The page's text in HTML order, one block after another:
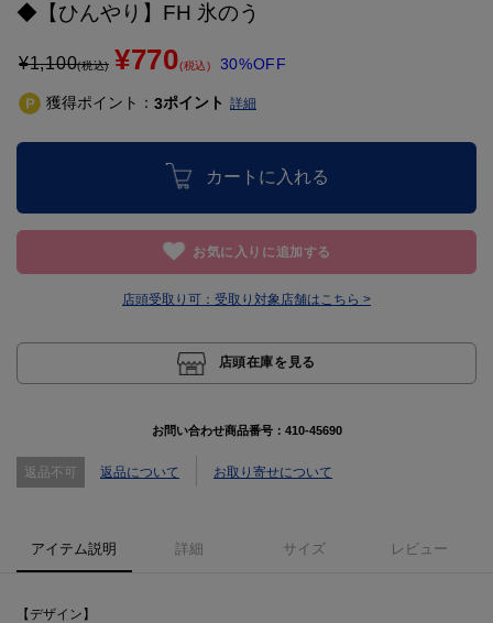
◆【ひんやり】FH 氷のう
¥1,100(税込) ¥770(税込) 30%OFF
獲得ポイント： 3ポイント 詳細
カートに入れる
お気に入りに追加する
店頭受取り可： 受取り対象店舗はこちら >
店頭在庫を見る
お問い合わせ商品番号： 410-45690
返品不可 返品について お取り寄せについて
アイテム説明 詳細 サイズ レビュー
【デザイン】